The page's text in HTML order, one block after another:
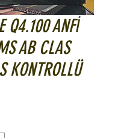
Q4.100 ANFİ
AB CLAS
KONTROLLÜ